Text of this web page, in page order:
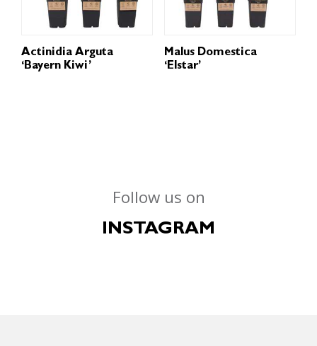
Actinidia Arguta
‘Bayern Kiwi’
Malus Domestica
‘Elstar’
Follow us on
INSTAGRAM